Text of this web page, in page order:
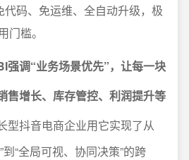
码、免运维、全自动升级，极
门槛。
强调“业务场景优先”，让每一块
售增长、库存管控、利润提升等
型抖音电商企业用它实现了从
“全局可视、协同决策”的跨